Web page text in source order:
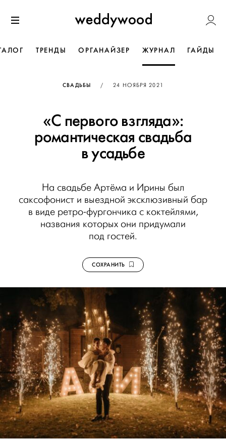
к содержанию
Weddywood
ТРЕНДЫ ОРГАНАЙЗЕР ЖУРНАЛ ГАЙДЫ
СВАДЬБЫ / ОПУБЛИКОВАНО
24 НОЯБРЯ 2021
«С первого взгляда»:
романтическая свадьба
в усадьбе
На свадьбе Артёма и Ирины был
саксофонист и выездной эксклюзивный бар
в виде ретро-фургончика с коктейлями,
названия которых они придумали
под гостей.
СОХРАНИТЬ